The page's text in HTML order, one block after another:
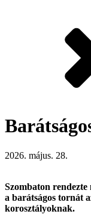
2026. május. 28.
Szombaton
a barátságos tornát
korosztályoknak.